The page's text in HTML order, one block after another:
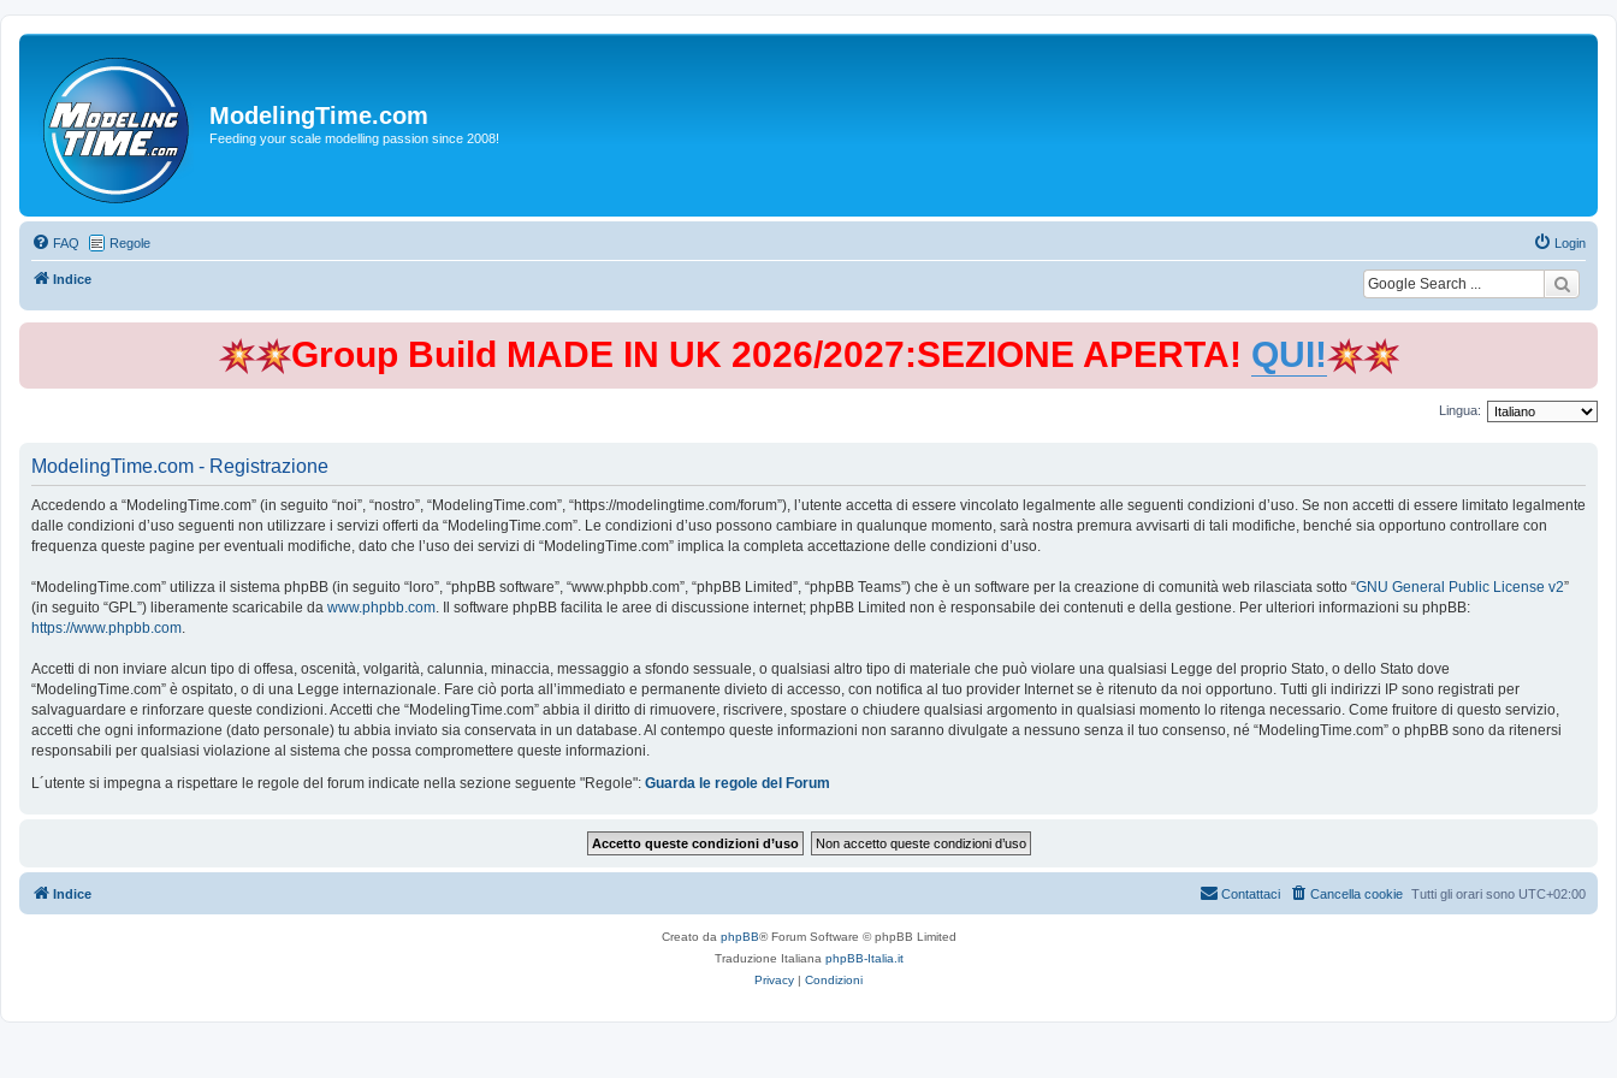
ModelingTime.com
Feeding your scale modelling passion since 2008!
FAQ Regole Login
Indice
Group Build MADE IN UK 2026/2027:SEZIONE APERTA! QUI!
Lingua:
ModelingTime.com - Registrazione
Accedendo a “ModelingTime.com” (in seguito “noi”, “nostro”, “ModelingTime.com”, “https://modelingtime.com/forum”), l’utente accetta di essere vincolato legalmente alle seguenti condizioni d’uso. Se non accetti di essere limitato legalmente
dalle condizioni d’uso seguenti non utilizzare i servizi offerti da “ModelingTime.com”. Le condizioni d’uso possono cambiare in qualunque momento, sarà nostra premura avvisarti di tali modifiche, benché sia opportuno controllare con
frequenza queste pagine per eventuali modifiche, dato che l’uso dei servizi di “ModelingTime.com” implica la completa accettazione delle condizioni d’uso.
“ModelingTime.com” utilizza il sistema phpBB (in seguito “loro”, “phpBB software”, “www.phpbb.com”, “phpBB Limited”, “phpBB Teams”) che è un software per la creazione di comunità web rilasciata sotto “GNU General Public License v2”
(in seguito “GPL”) liberamente scaricabile da www.phpbb.com . Il software phpBB facilita le aree di discussione internet; phpBB Limited non è responsabile dei contenuti e della gestione. Per ulteriori informazioni su phpBB:
https://www.phpbb.com
Accetti di non inviare alcun tipo di offesa, oscenità, volgarità, calunnia, minaccia, messaggio a sfondo sessuale, o qualsiasi altro tipo di materiale che può violare una qualsiasi Legge del proprio Stato, o dello Stato dove
“ModelingTime.com” è ospitato, o di una Legge internazionale. Fare ciò porta all’immediato e permanente divieto di accesso, con notifica al tuo provider Internet se è ritenuto da noi opportuno. Tutti gli indirizzi IP sono registrati per
salvaguardare e rinforzare queste condizioni. Accetti che “ModelingTime.com” abbia il diritto di rimuovere, riscrivere, spostare o chiudere qualsiasi argomento in qualsiasi momento lo ritenga necessario. Come fruitore di questo servizio,
accetti che ogni informazione (dato personale) tu abbia inviato sia conservata in un database. Al contempo queste informazioni non saranno divulgate a nessuno senza il tuo consenso, né “ModelingTime.com” o phpBB sono da ritenersi
responsabili per qualsiasi violazione al sistema che possa compromettere queste informazioni.
L´utente si impegna a rispettare le regole del forum indicate nella sezione seguente "Regole": Guarda le regole del Forum
Indice Tutti gli orari sono UTC+02:00
Cancella cookie
Contattaci
Creato da phpBB® Forum Software © phpBB Limited
Traduzione Italiana phpBB-Italia.it
Privacy | Condizioni